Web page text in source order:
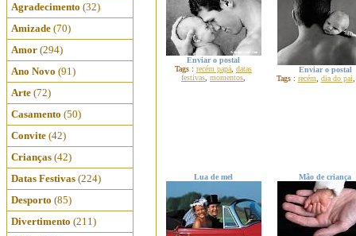
Agradecimento (32)
Amizade (70)
Amor (294)
Ano Novo (91)
Arte (72)
Casamento (50)
Convite (42)
Crianças (42)
Datas Festivas (224)
Desporto (85)
Divertimento (211)
Enviar o postal
Tags : recém papá datas
festivas momentos
Enviar o postal
Tags : recém dia do pai
Lua de mel Mão de criança